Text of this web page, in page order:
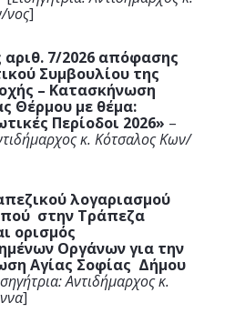
νος]
αριθ. 7/2026 απόφασης
Συμβουλίου της
– Κατασκήνωση
Θέρμου με θέμα:
Περίοδοι 2026» –
κ. Κότσαλος Κων/
λογαριασμού
στην Τράπεζα
ορισμός
Οργάνων για την
Αγίας Σοφίας Δήμου
Αντιδήμαρχος κ.
]